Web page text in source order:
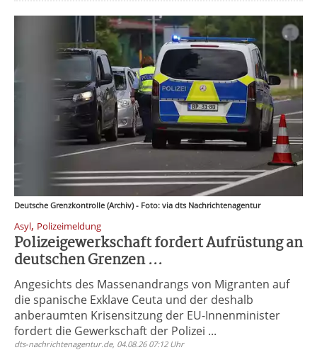
Deutsche Grenzkontrolle (Archiv) - Foto: via dts Nachrichtenagentur
Asyl, Polizeimeldung
Polizeigewerkschaft fordert Aufrüstung an
deutschen Grenzen ...
Angesichts des Massenandrangs von Migranten auf
die spanische Exklave Ceuta und der deshalb
anberaumten Krisensitzung der EU-Innenminister
fordert die Gewerkschaft der Polizei ...
dts-nachrichtenagentur.de, 04.08.26 07:12 Uhr